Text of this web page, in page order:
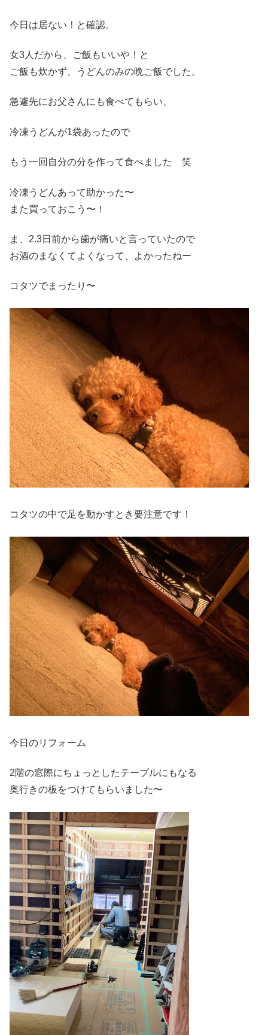
今日は居ない！と確認。
女3人だから、ご飯もいいや！と
ご飯も炊かず、うどんのみの晩ご飯でした。
急遽先にお父さんにも食べてもらい、
冷凍うどんが1袋あったので
もう一回自分の分を作って食べました 笑
冷凍うどんあって助かった〜
また買っておこう〜！
ま、2.3日前から歯が痛いと言っていたので
お酒のまなくてよくなって、よかったねー
コタツでまったり〜
コタツの中で足を動かすとき要注意です！
今日のリフォーム
2階の窓際にちょっとしたテーブルにもなる
奥行きの板をつけてもらいました〜